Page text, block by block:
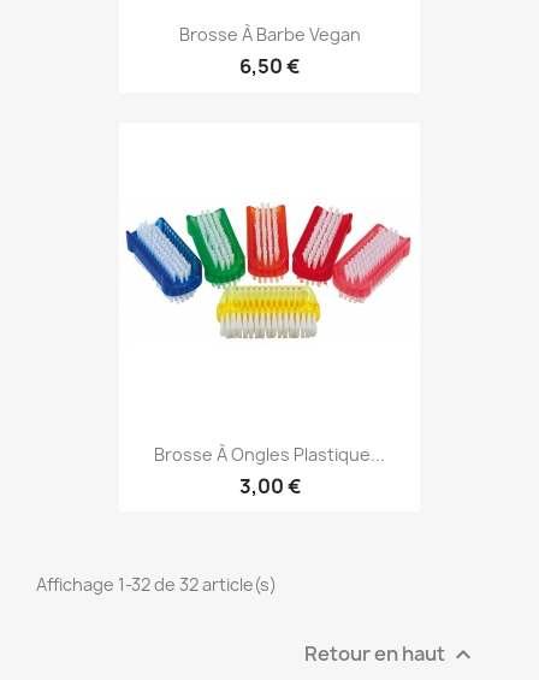
Brosse À Barbe Vegan
6,50 €
Brosse À Ongles Plastique...
3,00 €
Affichage 1-32 de 32 article(s)
Retour en haut 